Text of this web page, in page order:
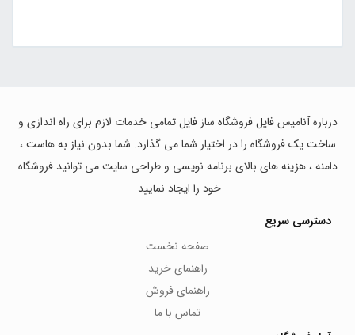
درباره آنامیس فایل فروشگاه ساز فایل تمامی خدمات لازم برای راه اندازی و
ساخت یک فروشگاه را در اختیار شما می گذارد. شما بدون نیاز به هاست ،
دامنه ، هزینه های بالای برنامه نویسی و طراحی سایت می توانید فروشگاه
خود را ایجاد نمایید
دسترسی سریع
صفحه نخست
راهنمای خرید
راهنمای فروش
تماس با ما